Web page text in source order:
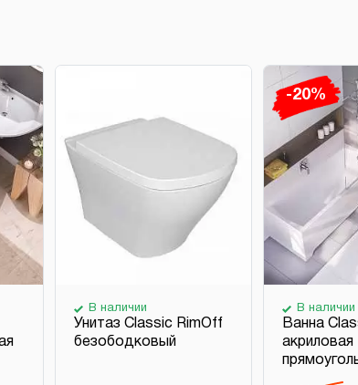
В наличии
Унитаз Classic RimOff
безободковый
-20%
В наличии
Ванна
акриловая